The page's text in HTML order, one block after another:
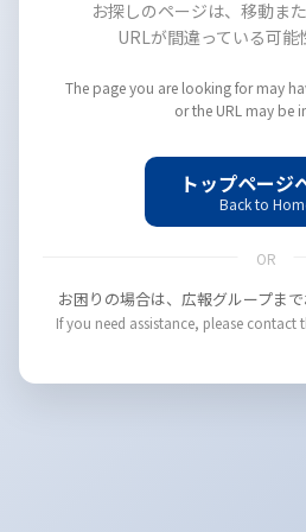
お探しのページは、移動ま
URLが間違っている可能
The page you are looking for may
or the URL may be
トップページ
Back to
OR
お困りの場合は、広報グループまで
If you need assistance, please contact